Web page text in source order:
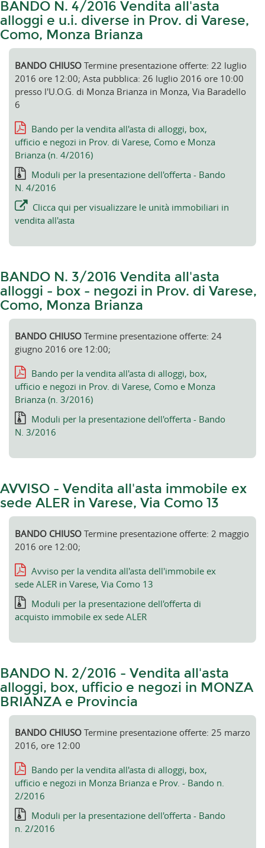
BANDO N. 4/2016 Vendita all'asta
alloggi e u.i. diverse in Prov. di Varese,
Como, Monza Brianza
BANDO CHIUSO Termine presentazione offerte: 22 luglio
2016 ore 12:00; Asta pubblica: 26 luglio 2016 ore 10:00
presso l'U.O.G. di Monza Brianza in Monza, Via Baradello
6
Bando per la vendita all'asta di alloggi, box,
ufficio e negozi in Prov. di Varese, Como e Monza
Brianza (n. 4/2016)
Moduli per la presentazione dell'offerta - Bando
N. 4/2016
Clicca qui per visualizzare le unità immobiliari in
vendita all'asta
BANDO N. 3/2016 Vendita all'asta
alloggi - box - negozi in Prov. di Varese,
Como, Monza Brianza
BANDO CHIUSO Termine presentazione offerte: 24
giugno 2016 ore 12:00;
Bando per la vendita all'asta di alloggi, box,
ufficio e negozi in Prov. di Varese, Como e Monza
Brianza (n. 3/2016)
Moduli per la presentazione dell'offerta - Bando
N. 3/2016
AVVISO - Vendita all'asta immobile ex
sede ALER in Varese, Via Como 13
BANDO CHIUSO Termine presentazione offerte: 2 maggio
2016 ore 12:00;
Avviso per la vendita all'asta dell'immobile ex
sede ALER in Varese, Via Como 13
Moduli per la presentazione dell'offerta di
acquisto immobile ex sede ALER
BANDO N. 2/2016 - Vendita all'asta
alloggi, box, ufficio e negozi in MONZA
BRIANZA e Provincia
BANDO CHIUSO Termine presentazione offerte: 25 marzo
2016, ore 12:00
Bando per la vendita all'asta di alloggi, box,
ufficio e negozi in Monza Brianza e Prov. - Bando n.
2/2016
Moduli per la presentazione dell'offerta - Bando
n. 2/2016